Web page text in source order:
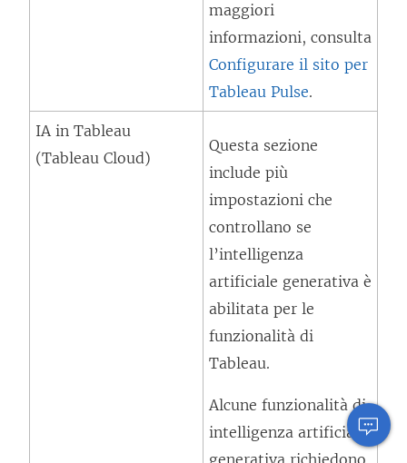
maggiori
informazioni, consulta
Configurare il sito per
Tableau Pulse.
IA in Tableau
(Tableau Cloud)
Questa sezione
include più
impostazioni che
controllano se
l’intelligenza
artificiale generativa è
abilitata per le
funzionalità di
Tableau.
Alcune funzionalità di
intelligenza artificiale
generativa richiedono